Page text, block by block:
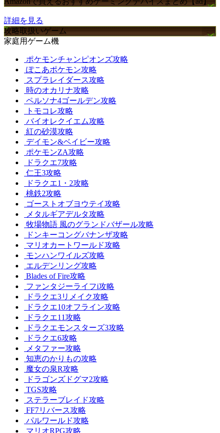
詳細を見る
攻略取扱いゲーム
家庭用ゲーム機
ポケモンチャンピオンズ攻略
ぽこあポケモン攻略
スプラレイダース攻略
時のオカリナ攻略
ペルソナ4ゴールデン攻略
トモコレ攻略
バイオレクイエム攻略
紅の砂漠攻略
デイモン&ベイビー攻略
ポケモンZA攻略
ドラクエ7攻略
仁王3攻略
ドラクエ1・2攻略
桃鉄2攻略
ゴーストオブヨウテイ攻略
メタルギアデルタ攻略
牧場物語 風のグランドバザール攻略
ドンキーコングバナンザ攻略
マリオカートワールド攻略
モンハンワイルズ攻略
エルデンリング攻略
Blades of Fire攻略
ファンタジーライフi攻略
ドラクエ3リメイク攻略
ドラクエ10オフライン攻略
ドラクエ11攻略
ドラクエモンスターズ3攻略
ドラクエ6攻略
メタファー攻略
知恵のかりもの攻略
魔女の泉R攻略
ドラゴンズドグマ2攻略
TGS攻略
ステラーブレイド攻略
FF7リバース攻略
パルワールド攻略
マリオRPG攻略